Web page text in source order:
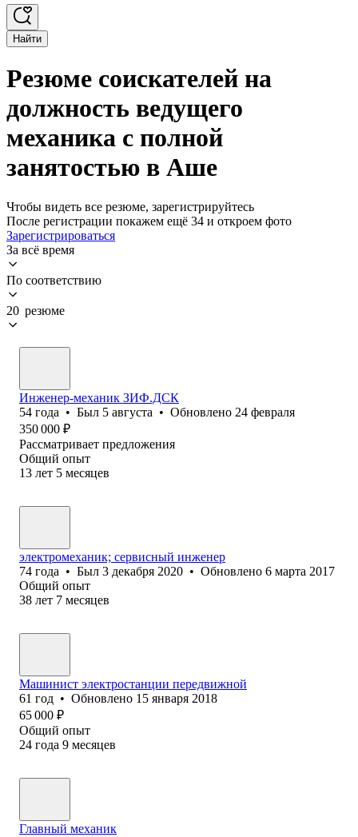
Найти
Резюме соискателей на
должность ведущего
механика с полной
занятостью в Аше
Чтобы видеть все резюме, зарегистрируйтесь
После регистрации покажем ещё 34 и откроем фото
Зарегистрироваться
За всё время
По соответствию
20 резюме
Инженер-механик ЗИФ.ДСК
54 года • Был 5 августа • Обновлено 24 февраля
350 000 ₽
Рассматривает предложения
Общий опыт
13 лет 5 месяцев
электромеханик; сервисный инженер
74 года • Был 3 декабря 2020 • Обновлено 6 марта 2017
Общий опыт
38 лет 7 месяцев
Машинист электростанции передвижной
61 год • Обновлено 15 января 2018
65 000 ₽
Общий опыт
24 года 9 месяцев
Главный механик